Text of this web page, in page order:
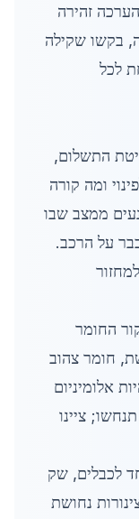
זהירה
בקשו שקילה
לכל
התשלום,
ומה קורה
ממצב שבו
על הרכב.
החומר
חומר צהוב
אלומיניום
ציינו
לכבלים, שק
נחושת